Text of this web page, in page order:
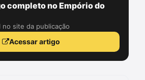
completo no Empório do
site da publicação
Acessar artigo